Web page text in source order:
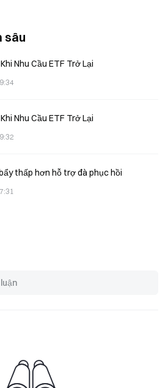
sâu
Nhu Cầu ETF Trở Lại
Nhu Cầu ETF Trở Lại
thấp hơn hỗ trợ đà phục hồi